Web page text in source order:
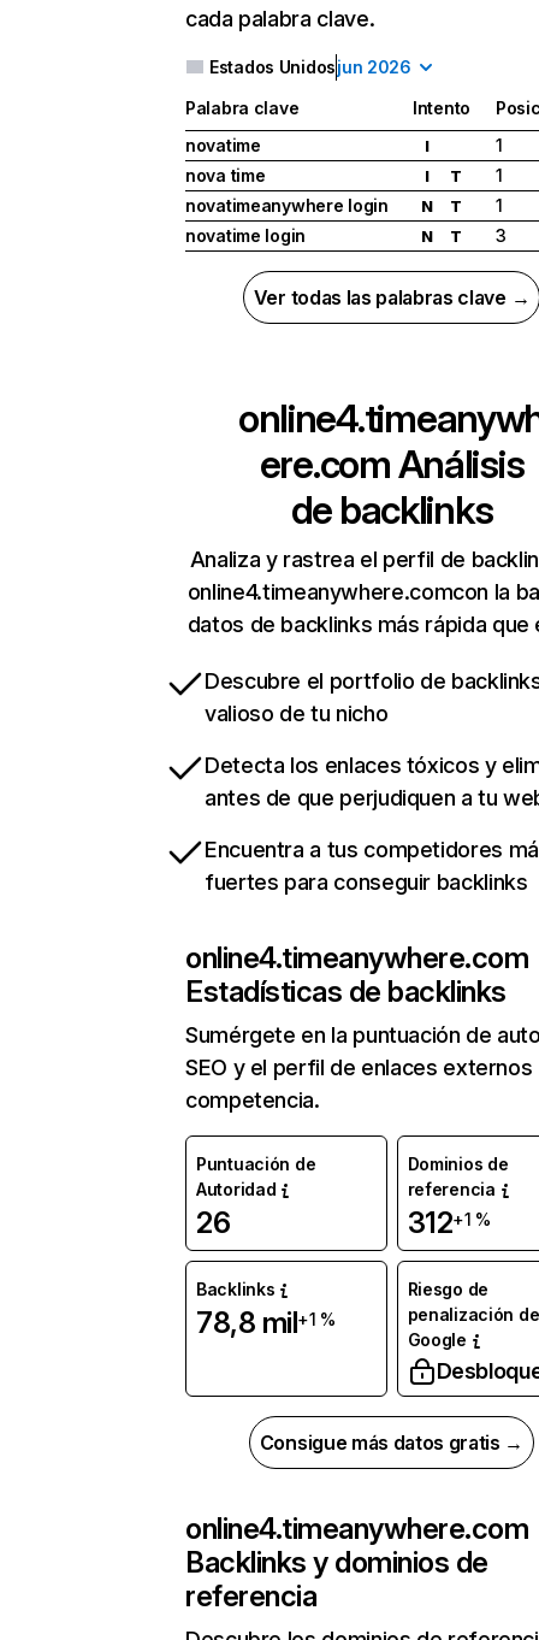
cada palabra clave.
Estados Unidosjun 2026
Palabra clave Intento
novatime
I
1
nova time
I T
1
novatimeanywhere login
N T
1
novatime login
N T 3
Ver todas las palabras clave →
ere.comAnálisis
de backlinks
Analiza y rastrea el perfil de
online4.timeanywhere.comcon la
datos de backlinks más rápida que
Descubre el portfolio de
valioso de tu nicho
Detecta los enlaces tóxicos y
antes de que perjudiquen a tu
Encuentra a tus competidores
fuertes para conseguir backlinks
online4.timeanywhere.com
Estadísticas de backlinks
Sumérgete en la puntuación de
SEO y el perfil de enlaces externos
competencia.
Puntuación de
Autoridad
26
Dominios de
referencia
312+1 %
Backlinks
78,8 mil+1 %
Riesgo de
penalización de
Google
Consigue más datos gratis →
online4.timeanywhere.com
Backlinks y dominios de
referencia